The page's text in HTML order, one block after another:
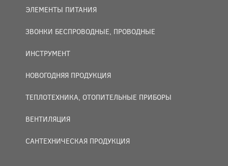
ЭЛЕМЕНТЫ ПИТАНИЯ
ЗВОНКИ БЕСПРОВОДНЫЕ, ПРОВОДНЫЕ
ИНСТРУМЕНТ
НОВОГОДНЯЯ ПРОДУКЦИЯ
ТЕПЛОТЕХНИКА, ОТОПИТЕЛЬНЫЕ ПРИБОРЫ
ВЕНТИЛЯЦИЯ
САНТЕХНИЧЕСКАЯ ПРОДУКЦИЯ